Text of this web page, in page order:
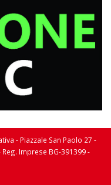
- Piazzale San Paolo 27 -
Imprese BG-391399 -